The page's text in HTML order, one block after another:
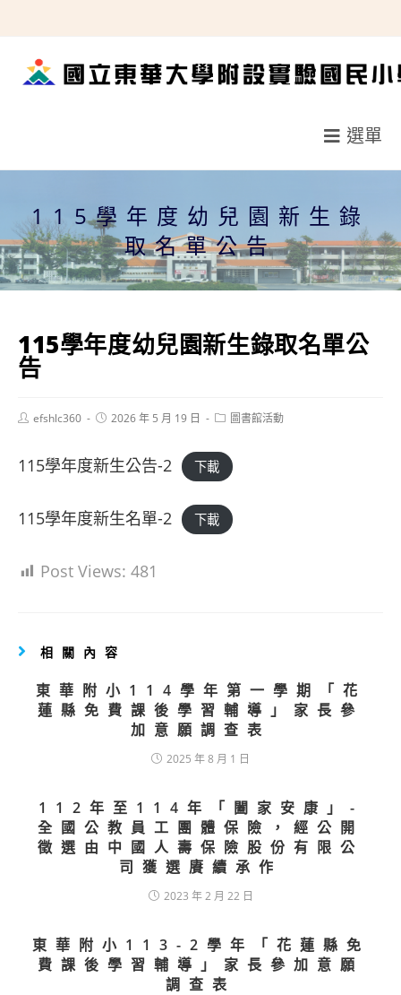
轉
選單
115學年度幼兒園新生錄
取名單公告
115學年度幼兒園新生錄取名單公
告
Postefshlc360
Post2026 年 5 月 19 日
Post圖書館活動
115學年度新生公告-2 下載
115學年度新生名單-2 下載
Post Views: 481
相關內容
東華附小114學年第一學期「花
蓮縣免費課後學習輔導」家長參
加意願調查表
2025 年 8 月 1 日
112年至114年「闔家安康」-
全國公教員工團體保險，經公開
徵選由中國人壽保險股份有限公
司獲選賡續承作
2023 年 2 月 22 日
東華附小113-2學年「花蓮縣免
費課後學習輔導」家長參加意願
調查表